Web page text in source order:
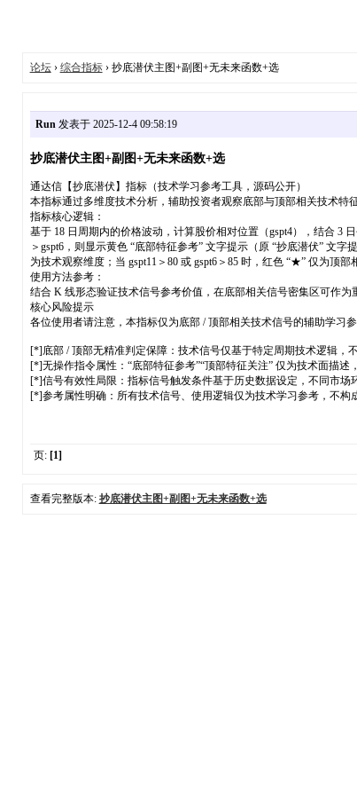
论坛› 综合指标› 抄底潜伏主图+副图+无未来函数+选
Run发表于 2025-12-4 09:58:19
抄底潜伏主图+副图+无未来函数+选
通达信【抄底潜伏】指标（技术学习参考工具，源码公开）
本指标通过多维度技术分析，辅助投资者观察底部与顶部相关技术特
指标核心逻辑：
基于 18 日周期内的价格波动，计算股价相对位置（gspt4），结合 3
＞gspt6，则显示黄色 “底部特征参考” 文字提示（原 “抄底潜伏” 文
为技术观察维度；当 gspt11＞80 或 gspt6＞85 时，红色 “★” 仅为顶
使用方法参考：
结合 K 线形态验证技术信号参考价值，在底部相关信号密集区可作
核心风险提示
各位使用者请注意，本指标仅为底部 / 顶部相关技术信号的辅助学习
[*]底部 / 顶部无精准判定保障：技术信号仅基于特定周期技术逻辑，
[*]无操作指令属性：“底部特征参考”“顶部特征关注” 仅为技术面描
[*]信号有效性局限：指标信号触发条件基于历史数据设定，不同市场
[*]参考属性明确：所有技术信号、使用逻辑仅为技术学习参考，不
页: [1]
查看完整版本: 抄底潜伏主图+副图+无未来函数+选